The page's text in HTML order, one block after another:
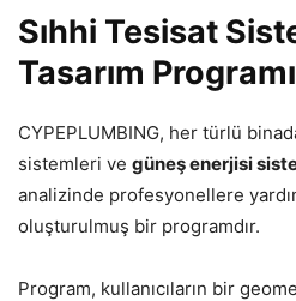
Sıhhi Tesisat
Tasarım Programı
CYPEPLUMBING, her türlü
sistemleri ve güneş enerjisi
analizinde profesyonellere
oluşturulmuş bir programdır.
Program, kullanıcıların bir